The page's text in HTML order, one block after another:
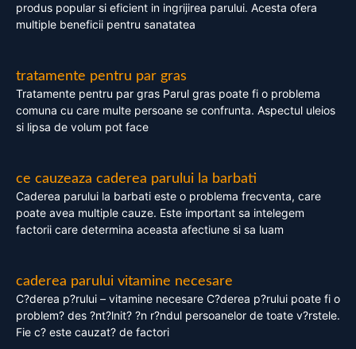
produs popular si eficient in ingrijirea parului. Acesta ofera
multiple beneficii pentru sanatatea
tratamente pentru par gras
Tratamente pentru par gras Parul gras poate fi o problema
comuna cu care multe persoane se confrunta. Aspectul uleios
si lipsa de volum pot face
ce cauzeaza caderea parului la barbati
Caderea parului la barbati este o problema frecventa, care
poate avea multiple cauze. Este important sa intelegem
factorii care determina aceasta afectiune si sa luam
caderea parului vitamine necesare
C?derea p?rului – vitamine necesare C?derea p?rului poate fi o
problem? des ?nt?lnit? ?n r?ndul persoanelor de toate v?rstele.
Fie c? este cauzat? de factori